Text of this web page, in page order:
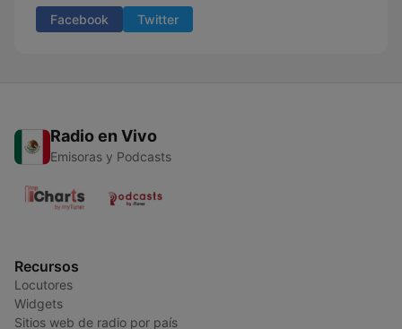
Facebook Twitter
Radio en Vivo
Emisoras y Podcasts
Recursos
Locutores
Widgets
Sitios web de radio por país